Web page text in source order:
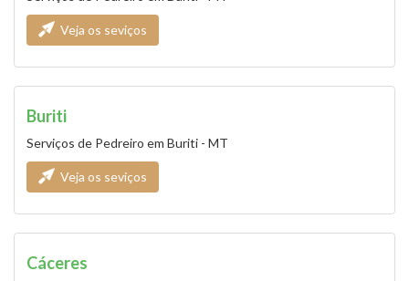
Veja os seviços
Buriti
Serviços de Pedreiro em Buriti - MT
Veja os seviços
Cáceres